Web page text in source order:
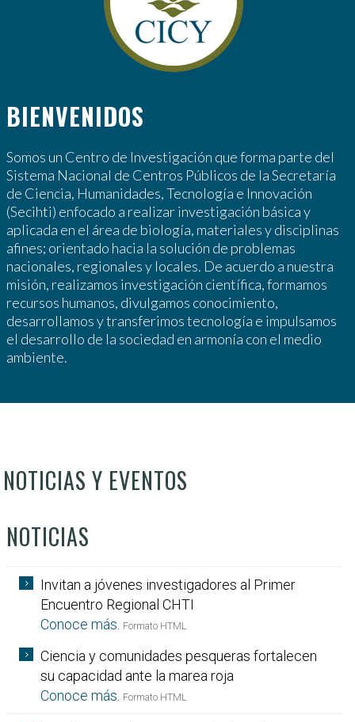
BIENVENIDOS
Somos un Centro de Investigación que forma parte del
Sistema Nacional de Centros Públicos de la Secretaría
de Ciencia, Humanidades, Tecnología e Innovación
(Secihti) enfocado a realizar investigación básica y
aplicada en el área de biología, materiales y disciplinas
afines; orientado hacia la solución de problemas
nacionales, regionales y locales. De acuerdo a nuestra
misión, realizamos investigación científica, formamos
recursos humanos, divulgamos conocimiento,
desarrollamos y transferimos tecnología e impulsamos
el desarrollo de la sociedad en armonía con el medio
ambiente.
NOTICIAS Y EVENTOS
NOTICIAS
Invitan a jóvenes investigadores al Primer
Encuentro Regional CHTI
Conoce más
Formato HTML
Ciencia y comunidades pesqueras fortalecen
su capacidad ante la marea roja
Conoce más
Formato HTML